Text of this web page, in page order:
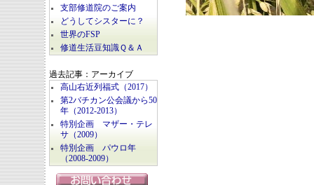
支部修道院のご案内
どうしてシスターに？
世界のFSP
修道生活豆知識Ｑ＆Ａ
過去記事：アーカイブ
高山右近列福式（2017）
第2バチカン公会議から50
年（2012-2013）
特別企画 マザー・テレ
サ（2009）
特別企画 パウロ年
（2008-2009）